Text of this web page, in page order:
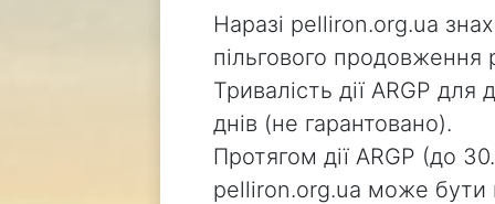
Наразі pelliron.org.ua
пільгового продовження
Тривалість дії ARGP
днів (не гарантовано).
Протягом дії ARGP (до
pelliron.org.ua може бути